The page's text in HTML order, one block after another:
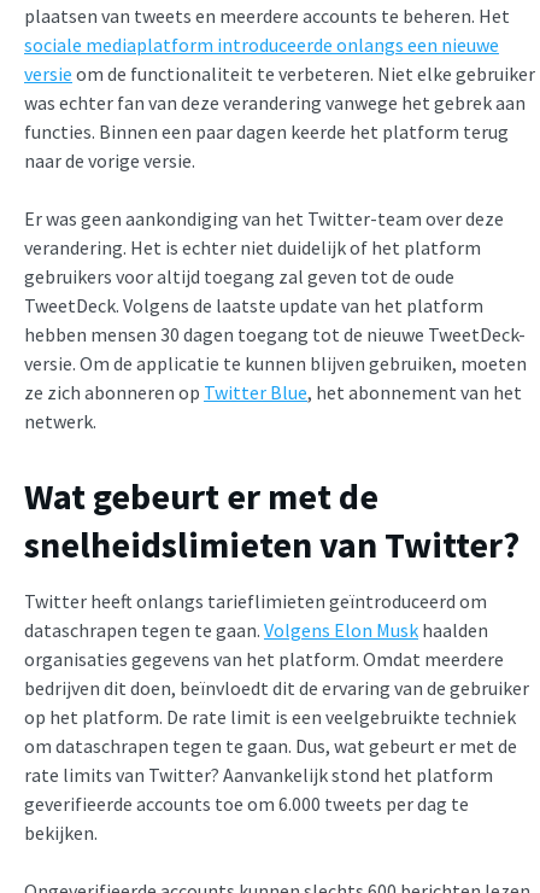
plaatsen van tweets en meerdere accounts te beheren. Het
sociale mediaplatform introduceerde onlangs een nieuwe
versie om de functionaliteit te verbeteren. Niet elke gebruiker
was echter fan van deze verandering vanwege het gebrek aan
functies. Binnen een paar dagen keerde het platform terug
naar de vorige versie.
Er was geen aankondiging van het Twitter-team over deze
verandering. Het is echter niet duidelijk of het platform
gebruikers voor altijd toegang zal geven tot de oude
TweetDeck. Volgens de laatste update van het platform
hebben mensen 30 dagen toegang tot de nieuwe TweetDeck-
versie. Om de applicatie te kunnen blijven gebruiken, moeten
ze zich abonneren op Twitter Blue, het abonnement van het
netwerk.
Wat gebeurt er met de
snelheidslimieten van Twitter?
Twitter heeft onlangs tarieflimieten geïntroduceerd om
dataschrapen tegen te gaan. Volgens Elon Musk haalden
organisaties gegevens van het platform. Omdat meerdere
bedrijven dit doen, beïnvloedt dit de ervaring van de gebruiker
op het platform. De rate limit is een veelgebruikte techniek
om dataschrapen tegen te gaan. Dus, wat gebeurt er met de
rate limits van Twitter? Aanvankelijk stond het platform
geverifieerde accounts toe om 6.000 tweets per dag te
bekijken.